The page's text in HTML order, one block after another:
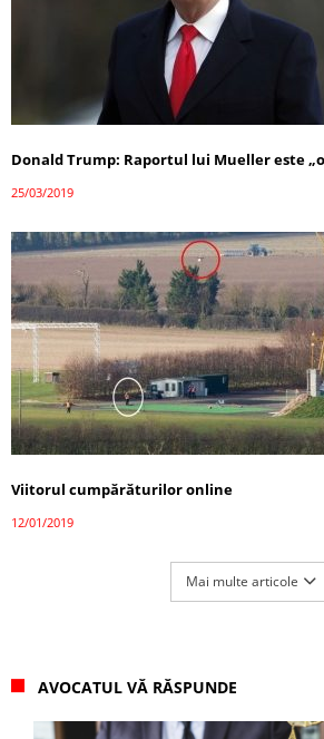
Donald Trump: Raportul lui Mueller este
25/03/2019
Viitorul cumpărăturilor online
12/01/2019
Mai multe articole
AVOCATUL VĂ RĂSPUNDE